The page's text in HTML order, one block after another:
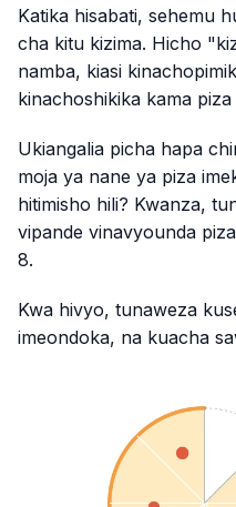
Katika hisabati, sehemu
cha kitu kizima. Hicho
namba, kiasi
kinachoshikika kama piza
Ukiangalia picha hapa
moja ya nane ya piza
hitimisho hili? Kwanza,
vipande vinavyounda
8.
Kwa hivyo, tunaweza
imeondoka, na kuacha